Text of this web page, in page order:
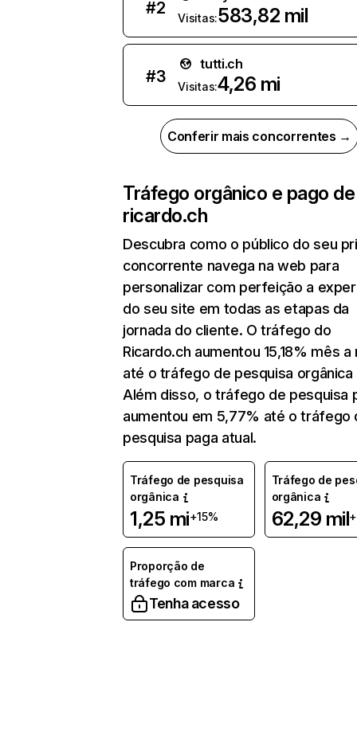
#2
Visitas:583,82 mil
#3
tutti.ch
Visitas:4,26 mi
Conferir mais concorrentes →
Tráfego orgânico e pago de
ricardo.ch
Descubra como o público do seu
concorrente navega na web para
personalizar com perfeição a
do seu site em todas as etapas da
jornada do cliente. O tráfego do
Ricardo.ch aumentou 15,18% mês a
até o tráfego de pesquisa orgânica
Além disso, o tráfego de pesquisa
aumentou em 5,77% até o tráfego
pesquisa paga atual.
Tráfego de pesquisa
orgânica
1,25 mi+15%
Tráfego de
orgânica
62,29 mil
Proporção de
tráfego com marca
Tenha acesso